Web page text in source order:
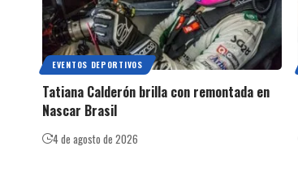
EVENTOS DEPORTIVOS
Tatiana Calderón brilla con remontada en
Nascar Brasil
4 de agosto de 2026